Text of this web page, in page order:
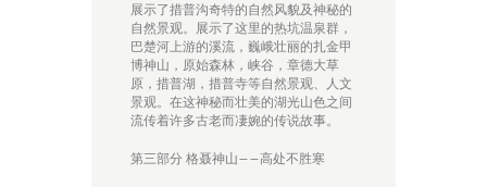
展示了措普沟奇特的自然风貌及神秘的
自然景观。展示了这里的热坑温泉群，
巴楚河上游的溪流，巍峨壮丽的扎金甲
博神山，原始森林，峡谷，章德大草
原，措普湖，措普寺等自然景观、人文
景观。在这神秘而壮美的湖光山色之间
流传着许多古老而凄婉的传说故事。
第三部分 格聂神山——高处不胜寒